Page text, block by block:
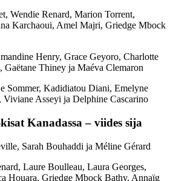
Wendie Renard, Marion Torrent,
Karchaoui, Amel Majri, Griedge Mbock
Henry, Grace Geyoro, Charlotte
Thiney ja Maéva Clemaron
Sommer, Kadidiatou Diani, Emelyne
Asseyi ja Delphine Cascarino
Kanadassa – viides sija
Sarah Bouhaddi ja Méline Gérard
Laure Boulleau, Laura Georges,
Houara, Griedge Mbock Bathy, Annaïg